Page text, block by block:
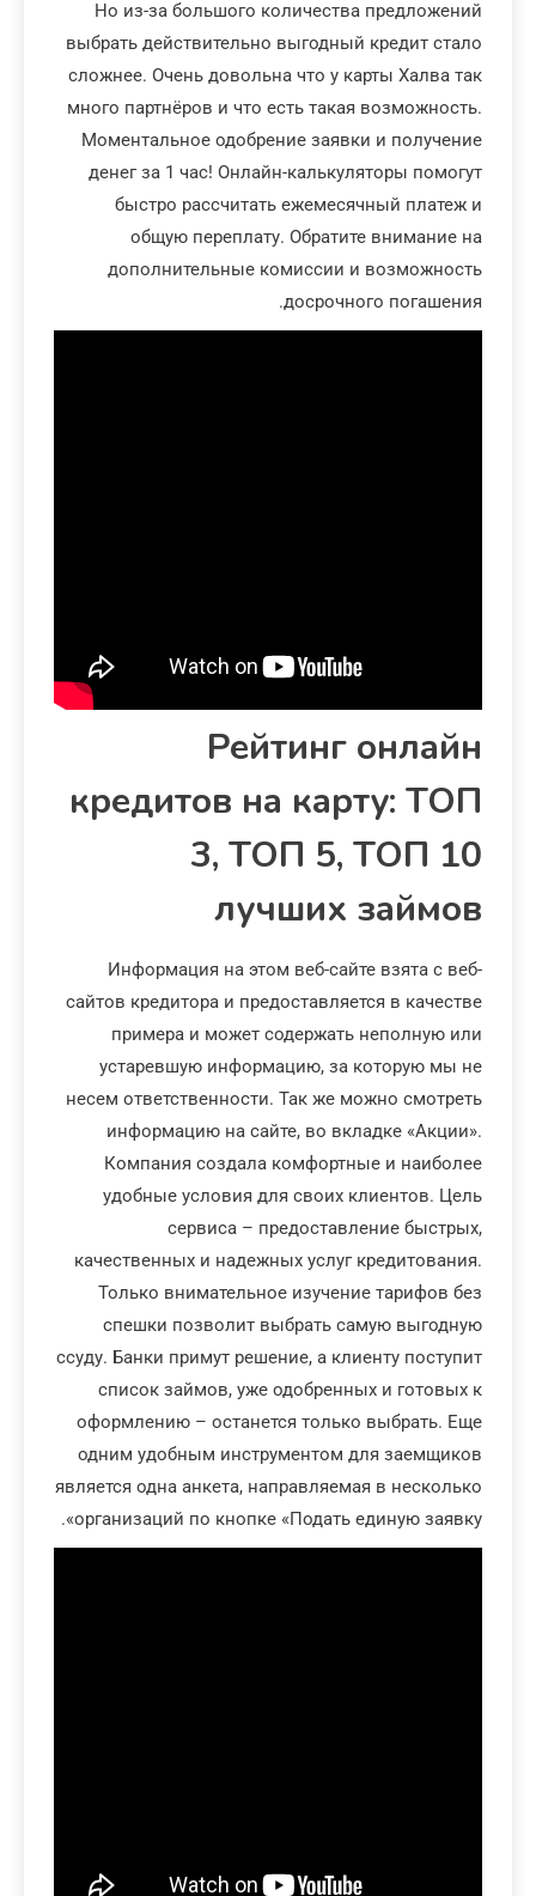
Но из-за большого количества предложений
выбрать действительно выгодный кредит стало
сложнее. Очень довольна что у карты Халва так
много партнёров и что есть такая возможность.
Моментальное одобрение заявки и получение
денег за 1 час! Онлайн-калькуляторы помогут
быстро рассчитать ежемесячный платеж и
общую переплату. Обратите внимание на
дополнительные комиссии и возможность
досрочного погашения.
Рейтинг онлайн
кредитов на карту: ТОП
3, ТОП 5, ТОП 10
лучших займов
Информация на этом веб-сайте взята с веб-
сайтов кредитора и предоставляется в качестве
примера и может содержать неполную или
устаревшую информацию, за которую мы не
несем ответственности. Так же можно смотреть
информацию на сайте, во вкладке «Акции».
Компания создала комфортные и наиболее
удобные условия для своих клиентов. Цель
сервиса – предоставление быстрых,
качественных и надежных услуг кредитования.
Только внимательное изучение тарифов без
спешки позволит выбрать самую выгодную
ссуду. Банки примут решение, а клиенту поступит
список займов, уже одобренных и готовых к
оформлению – останется только выбрать. Еще
одним удобным инструментом для заемщиков
является одна анкета, направляемая в несколько
организаций по кнопке «Подать единую заявку».